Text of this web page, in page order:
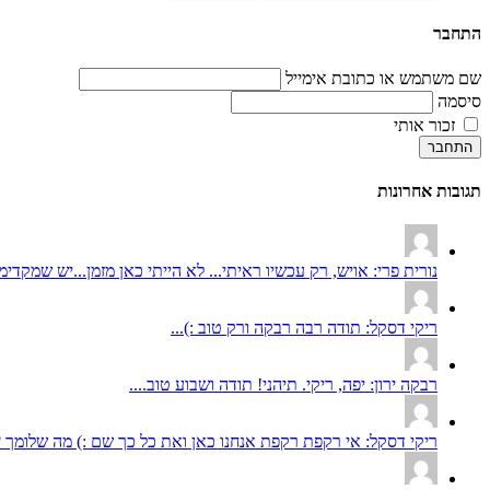
התחבר
שם משתמש או כתובת אימייל
סיסמה
זכור אותי
התחבר
תגובות אחרונות
נורית פרי: אויש, רק עכשיו ראיתי... לא הייתי כאן מזמן...יש
ריקי דסקל: תודה רבה רבקה ורק טוב :)...
רבקה ירון: יפה, ריקי. תיהני! תודה ושבוע טוב....
ריקי דסקל: אי רקפת רקפת אנחנו כאן ואת כל כך שם :) מה שלומך